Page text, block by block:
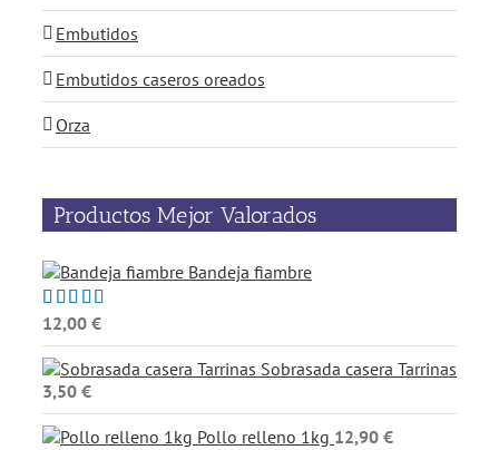
Embutidos
Embutidos caseros oreados
Orza
Productos Mejor Valorados
Bandeja fiambre
Valorado
con5.00de
5
12,00 €
Sobrasada casera Tarrinas
3,50 €
Pollo relleno 1kg 12,90 €